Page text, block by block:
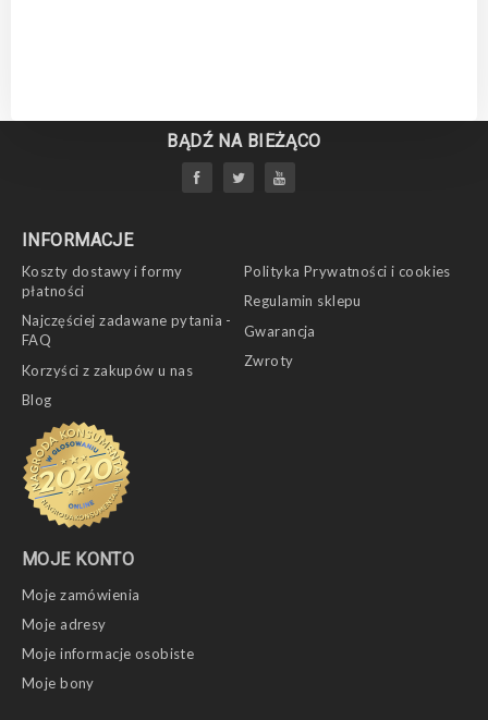
BĄDŹ NA BIEŻĄCO
INFORMACJE
Koszty dostawy i formy
płatności
Najczęściej zadawane pytania -
FAQ
Korzyści z zakupów u nas
Blog
Polityka Prywatności i cookies
Regulamin sklepu
Gwarancja
Zwroty
MOJE KONTO
Moje zamówienia
Moje adresy
Moje informacje osobiste
Moje bony